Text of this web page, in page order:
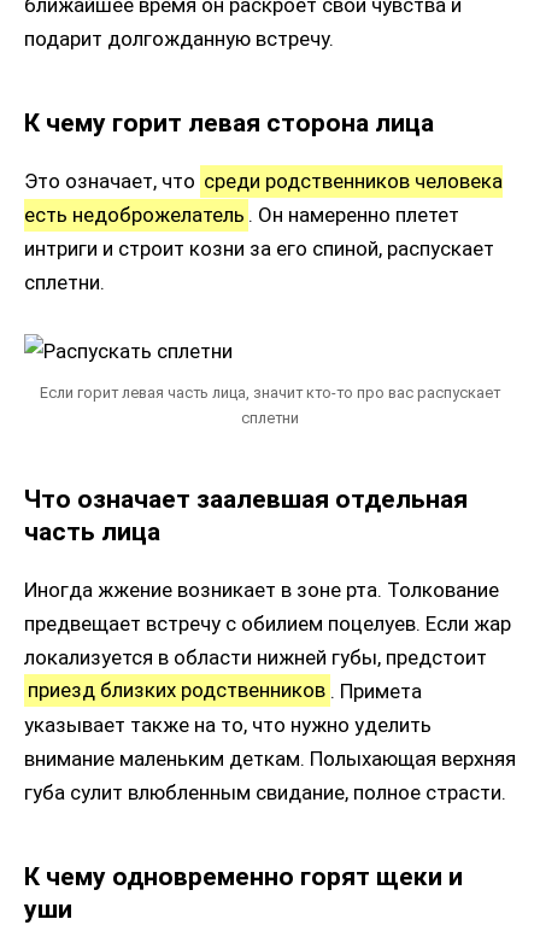
ближайшее время он раскроет свои чувства и
подарит долгожданную встречу.
К чему горит левая сторона лица
Это означает, что среди родственников человека
есть недоброжелатель . Он намеренно плетет
интриги и строит козни за его спиной, распускает
сплетни.
Если горит левая часть лица, значит кто-то про вас распускает
сплетни
Что означает заалевшая отдельная
часть лица
Иногда жжение возникает в зоне рта. Толкование
предвещает встречу с обилием поцелуев. Если жар
локализуется в области нижней губы, предстоит
приезд близких родственников . Примета
указывает также на то, что нужно уделить
внимание маленьким деткам. Полыхающая верхняя
губа сулит влюбленным свидание, полное страсти.
К чему одновременно горят щеки и
уши